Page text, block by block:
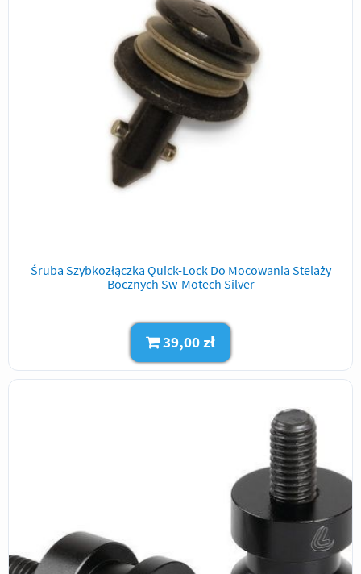
Śruba Szybkozłączka Quick-Lock Do Mocowania Stelaży
Bocznych Sw-Motech Silver
39,00 zł